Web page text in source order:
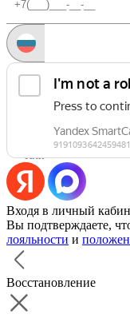
Запросить код
Уже есть аккаунт?
Или
Входя в личный
Вы подтверждаете,
лояльности и
Восстановление